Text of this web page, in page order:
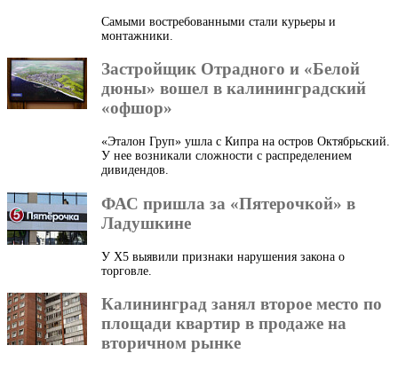
Самыми востребованными стали курьеры и
монтажники.
Застройщик Отрадного и «Белой
дюны» вошел в калининградский
«офшор»
«Эталон Груп» ушла с Кипра на остров Октябрьский.
У нее возникали сложности с распределением
дивидендов.
ФАС пришла за «Пятерочкой» в
Ладушкине
У X5 выявили признаки нарушения закона о
торговле.
Калининград занял второе место по
площади квартир в продаже на
вторичном рынке